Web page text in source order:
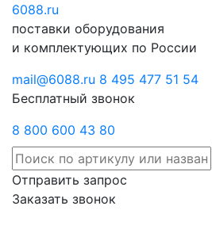
6088.ru
поставки оборудования
и комплектующих по России
mail@6088.ru 8 495 477 51 54
Бесплатный звонок
8 800 600 43 80
Отправить запрос
Заказать звонок
Отправить
запрос
звонок